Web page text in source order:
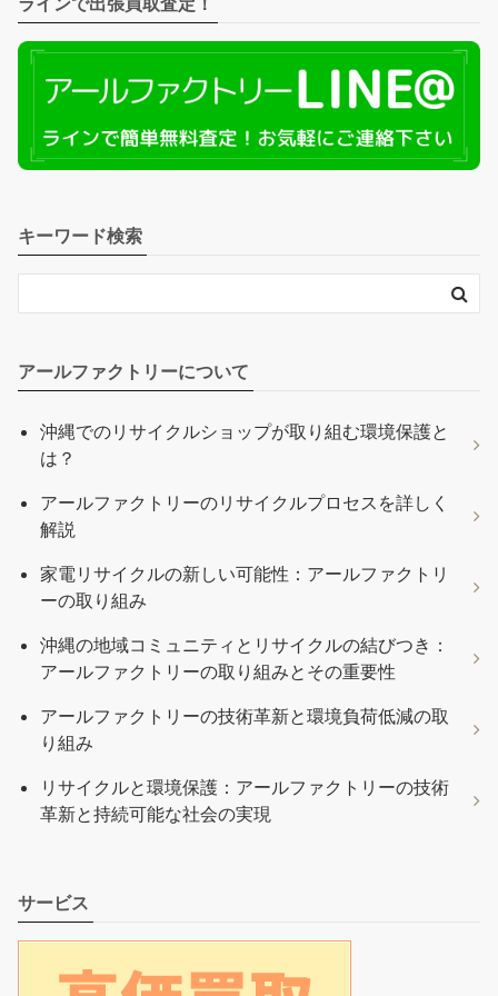
キーワード検索
アールファクトリーについて
沖縄でのリサイクルショップが取り組む環境保護と
は？
アールファクトリーのリサイクルプロセスを詳しく
解説
家電リサイクルの新しい可能性：アールファクトリ
ーの取り組み
沖縄の地域コミュニティとリサイクルの結びつき：
アールファクトリーの取り組みとその重要性
アールファクトリーの技術革新と環境負荷低減の取
り組み
リサイクルと環境保護：アールファクトリーの技術
革新と持続可能な社会の実現
サービス